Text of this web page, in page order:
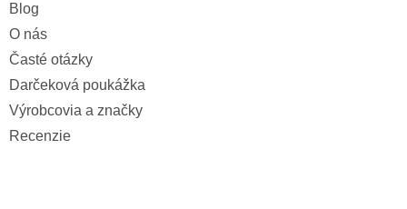
Blog
O nás
Časté otázky
Darčeková poukážka
Výrobcovia a značky
Recenzie